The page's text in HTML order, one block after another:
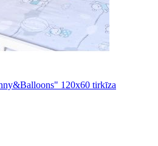
120x60 tirkīza